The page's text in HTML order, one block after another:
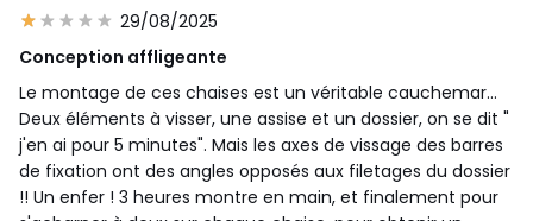
29/08/2025
Conception affligeante
Le montage de ces chaises est un véritable cauchemar...
Deux éléments à visser, une assise et un dossier, on se dit "
j'en ai pour 5 minutes". Mais les axes de vissage des barres
de fixation ont des angles opposés aux filetages du dossier
!! Un enfer ! 3 heures montre en main, et finalement pour